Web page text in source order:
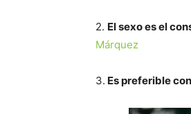
2. El sexo es el
Márquez
3. Es preferible